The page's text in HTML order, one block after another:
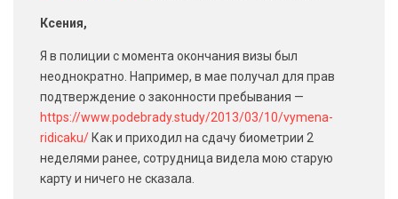
Ксения,
Я в полиции с момента окончания визы был
неоднократно. Например, в мае получал для прав
подтверждение о законности пребывания —
https://www.podebrady.study/2013/03/10/vymena-
ridicaku/ Как и приходил на сдачу биометрии 2
неделями ранее, сотрудница видела мою старую
карту и ничего не сказала.